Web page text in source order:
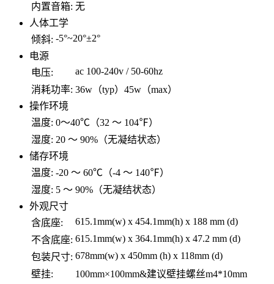
内置音箱: 无
人体工学
倾斜: -5°~20°±2°
电源
电压:
ac 100-240v / 50-60hz
消耗功率: 36w（typ）45w（max）
操作环境
温度: 0～40℃（32 ～ 104℉）
湿度: 20 ～ 90%（无凝结状态）
储存环境
温度: -20 ～ 60℃（-4 ～ 140℉）
湿度: 5 ～ 90%（无凝结状态）
外观尺寸
含底座:
615.1mm(w) x 454.1mm(h) x 188 mm (d)
不含底座: 615.1mm(w) x 364.1mm(h) x 47.2 mm (d)
包装尺寸: 678mm(w) x 450mm (h) x 118mm (d)
壁挂:
100mm×100mm&建议壁挂螺丝m4*10mm